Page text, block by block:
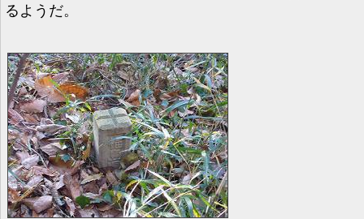
るようだ。